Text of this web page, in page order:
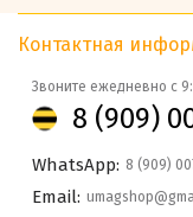
Контактная
Звоните ежедневно с
8 (909)
WhatsApp: 8 (909)
Email: